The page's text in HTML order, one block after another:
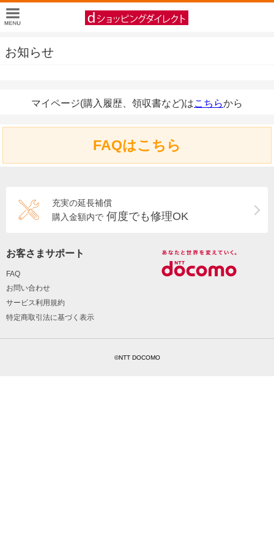
お知らせ
マイページ(購入履歴、領収書など)はこちらから
FAQはこちら
充実の延長補償
購入金額内で 何度でも修理OK
お客さまサポート
FAQ
お問い合わせ
サービス利用規約
特定商取引法に基づく表示
©NTT DOCOMO